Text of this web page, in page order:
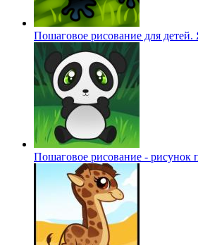
Пошаговое рисование для
Пошаговое рисование - рисунок